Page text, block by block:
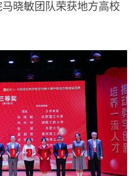
晓敏团队荣获地方高校